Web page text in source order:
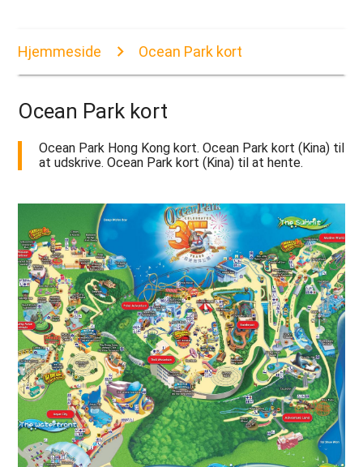
Hjemmeside Ocean Park kort
Ocean Park kort
Ocean Park Hong Kong kort. Ocean Park kort (Kina) til
at udskrive. Ocean Park kort (Kina) til at hente.